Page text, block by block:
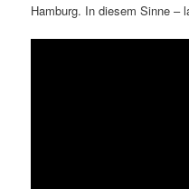
Hamburg. In diesem Sinne –